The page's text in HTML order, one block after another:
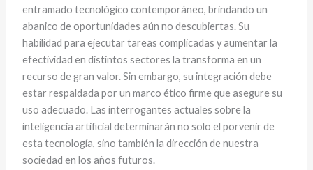
entramado tecnológico contemporáneo, brindando un
abanico de oportunidades aún no descubiertas. Su
habilidad para ejecutar tareas complicadas y aumentar la
efectividad en distintos sectores la transforma en un
recurso de gran valor. Sin embargo, su integración debe
estar respaldada por un marco ético firme que asegure su
uso adecuado. Las interrogantes actuales sobre la
inteligencia artificial determinarán no solo el porvenir de
esta tecnología, sino también la dirección de nuestra
sociedad en los años futuros.